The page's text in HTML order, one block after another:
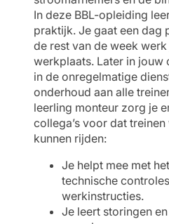
In deze BBL-opleiding
praktijk. Je gaat een dag
de rest van de week
werkplaats. Later in
in de onregelmatige
onderhoud aan alle
leerling monteur zorg je
collega’s voor dat
kunnen rijden:
Je helpt mee met
technische
werkinstructies.
Je leert storingen